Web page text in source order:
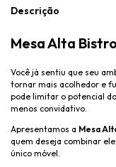
Descrição
Mesa Alta
Você já sentiu que seu
tornar mais acolhedor e
pode limitar o potencial
menos convidativo.
Apresentamos a Mesa
quem deseja combinar
único móvel.